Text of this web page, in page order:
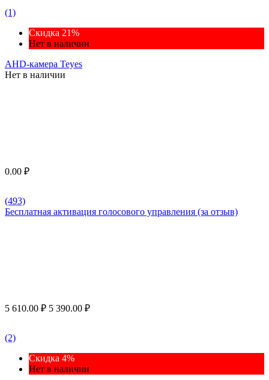
(1)
Скидка 21%
Нет в наличии
AHD-камера Teyes
Нет в наличии
0.00 ₽
(493)
Бесплатная активация голосового управления (за отзыв)
5 610.00 ₽ 5 390.00 ₽
(2)
Скидка 4%
Нет в наличии